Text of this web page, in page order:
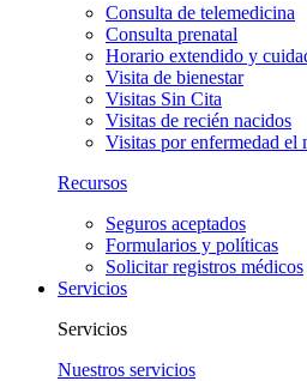
Consulta de telemedicina
Consulta prenatal
Horario extendido y
Visita de bienestar
Visitas Sin Cita
Visitas de recién nacidos
Visitas por enfermedad el
Recursos
Seguros aceptados
Formularios y políticas
Solicitar registros médicos
Servicios
Servicios
Nuestros servicios